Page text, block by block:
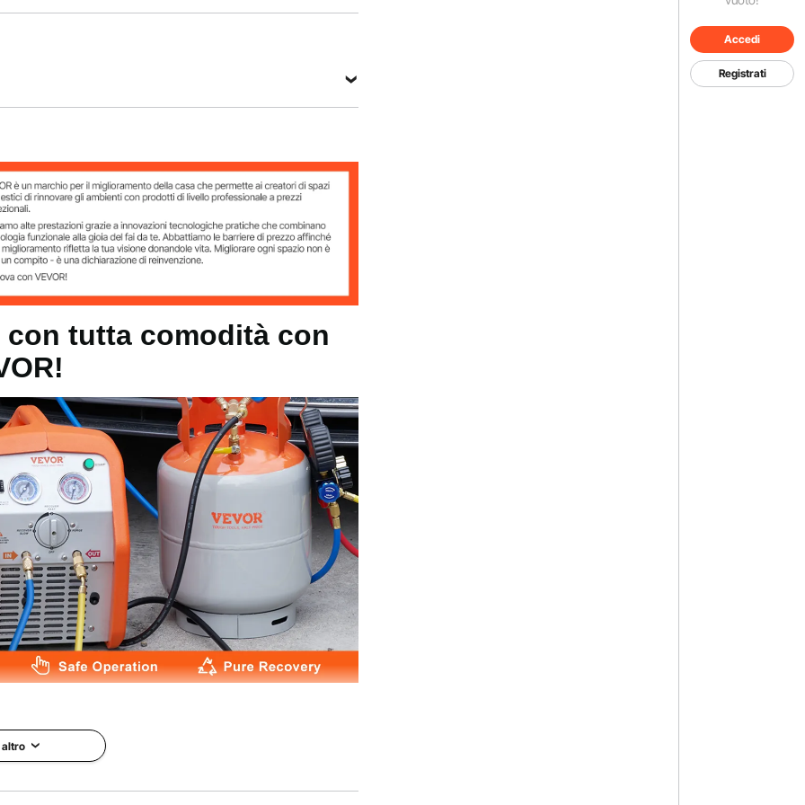
Accedi
Registrati
1750
tutta comodità con
refrigeranti infiammabili R32 R22.
altro